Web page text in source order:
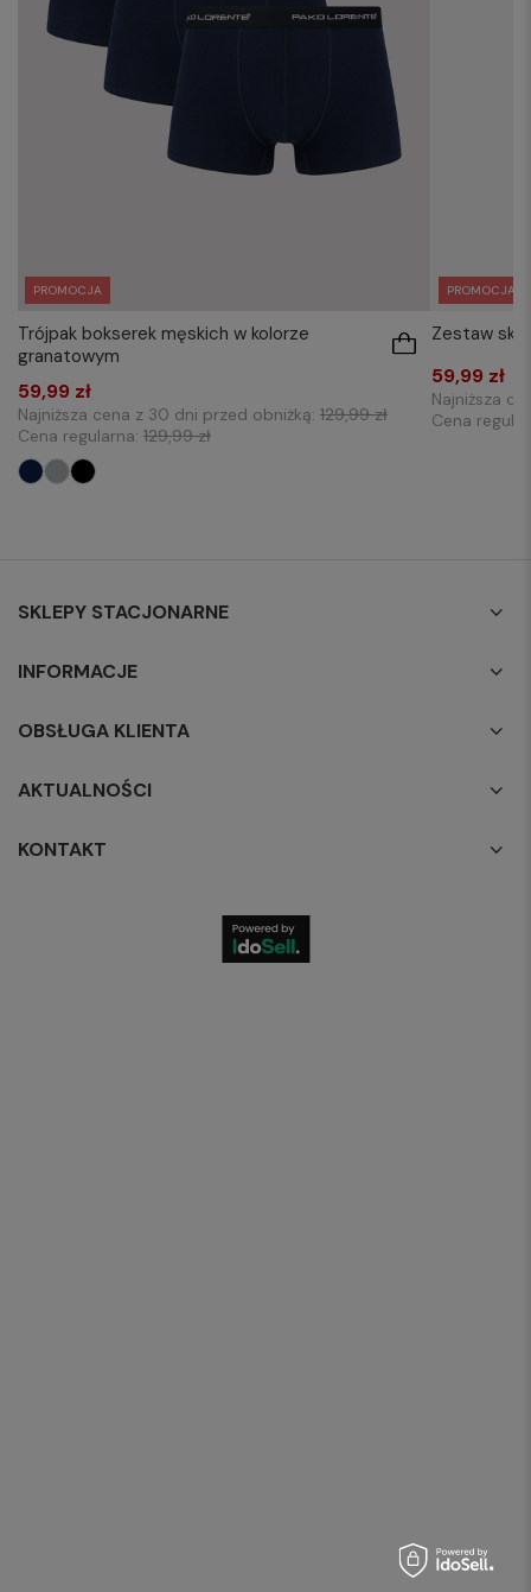
PROMOCJA
Trójpak bokserek męskich w kolorze
granatowym
59,99 zł
Najniższa cena z 30 dni przed obniżką: 129,99 zł
Cena regularna: 129,99 zł
PROMOCJA
Zestaw
59,99 zł
Najniższa
Cena
SKLEPY STACJONARNE
INFORMACJE
OBSŁUGA KLIENTA
AKTUALNOŚCI
KONTAKT